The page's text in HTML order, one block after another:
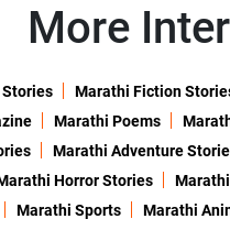
More
Marathi Fiction
Marathi Poems
Marathi Adventure
Horror Stories
Marathi Sports Marathi